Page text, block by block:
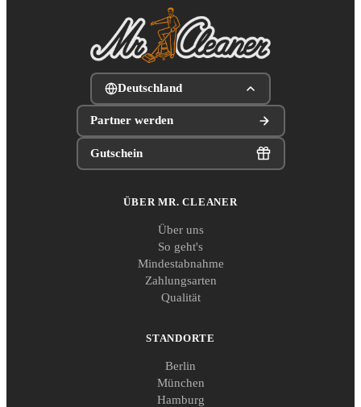
Deutschland
Partner werden
Gutschein
ÜBER MR. CLEANER
Über uns
So geht's
Mindestabnahme
Zahlungsarten
Qualität
STANDORTE
Berlin
München
Hamburg